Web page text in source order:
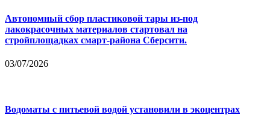
Автономный сбор пластиковой тары из-под
лакокрасочных материалов стартовал на
стройплощадках смарт-района Сберсити.
03/07/2026
Водоматы с питьевой водой установили в экоцентрах